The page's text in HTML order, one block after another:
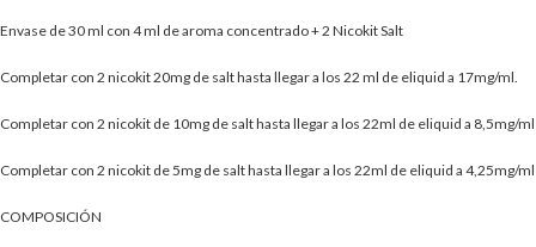
Envase de 30 ml con 4 ml de aroma concentrado + 2 Nicokit Salt
Completar con 2 nicokit 20mg de salt hasta llegar a los 22 ml de eliquid a 17mg/ml.
Completar con 2 nicokit de 10mg de salt hasta llegar a los 22ml de eliquid a 8,5mg/ml
Completar con 2 nicokit de 5mg de salt hasta llegar a los 22ml de eliquid a 4,25mg/ml
COMPOSICIÓN